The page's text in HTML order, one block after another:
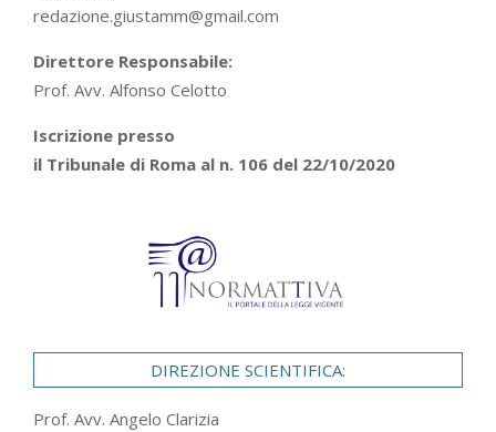
redazione.giustamm@gmail.com
Direttore Responsabile:
Prof. Avv. Alfonso Celotto
Iscrizione presso
il Tribunale di Roma al n. 106 del 22/10/2020
DIREZIONE SCIENTIFICA:
Prof. Avv. Angelo Clarizia